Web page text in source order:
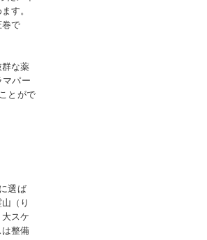
す。
で
な薬
パー
とがで
選ば
（り
スケ
整備